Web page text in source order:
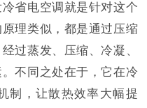
省电空调就是针对这个
理类似，都是通过压缩
过蒸发、压缩、冷凝、
不同之处在于，它在冷
制，让散热效率大幅提